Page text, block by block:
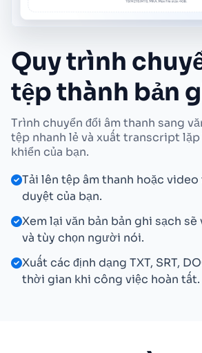
Quy trình
tệp thành bản
Trình chuyển đổi âm thanh sang
tệp nhanh lẻ và xuất transcript
khiển của bạn.
Tải lên tệp âm thanh hoặc
duyệt của bạn.
Xem lại văn bản bản ghi sạch
và tùy chọn người nói.
Xuất các định dạng TXT, SRT,
thời gian khi công việc hoàn tất.